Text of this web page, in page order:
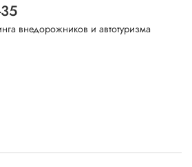
внедорожников и автотуризма